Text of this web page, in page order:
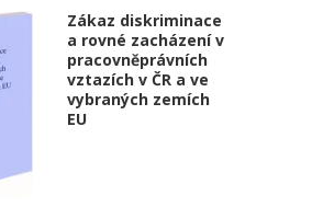
Zákaz diskriminace
a rovné zacházení v
pracovněprávních
vztazích v ČR a ve
vybraných zemích
EU